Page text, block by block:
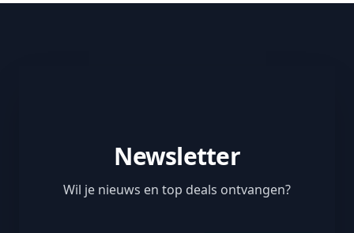
Newsletter
Wil je nieuws en top deals ontvangen?